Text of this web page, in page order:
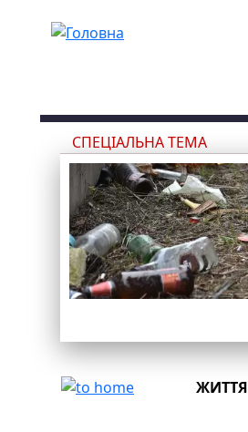
СПЕЦІАЛЬНА ТЕМА
ЖИТТЯ